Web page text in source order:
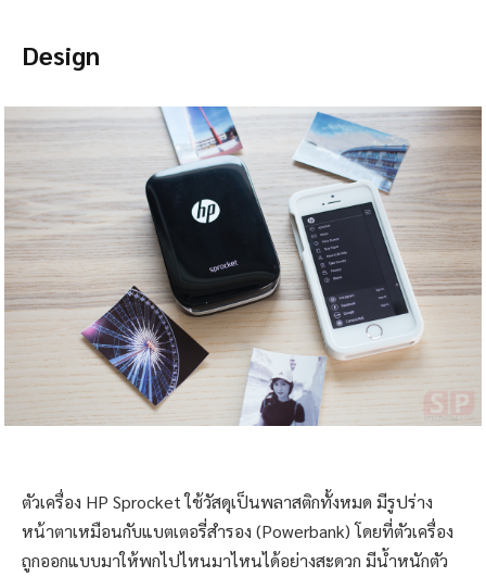
Design
ตัวเครื่อง HP Sprocket ใช้วัสดุเป็นพลาสติกทั้งหมด มีรูปร่าง
หน้าตาเหมือนกับแบตเตอรี่สำรอง (Powerbank) โดยที่ตัวเครื่อง
ถูกออกแบบมาให้พกไปไหนมาไหนได้อย่างสะดวก มีน้ำหนักตัว